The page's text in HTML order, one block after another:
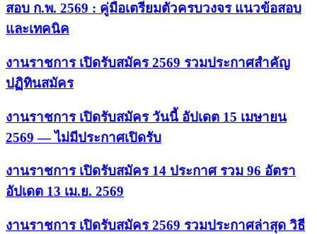
สอบ ก.พ. 2569 : คู่มือเตรียมตัวครบวงจร แนวข้อสอบ
และเทคนิค
งานราชการ เปิดรับสมัคร 2569 รวมประกาศสำคัญ
ปฏิทินสมัคร
งานราชการ เปิดรับสมัคร วันนี้ อัปเดต 15 เมษายน
2569 — ไม่มีประกาศเปิดรับ
งานราชการ เปิดรับสมัคร 14 ประกาศ รวม 96 อัตรา
อัปเดต 13 เม.ย. 2569
งานราชการ เปิดรับสมัคร 2569 รวมประกาศล่าสุด วิธี